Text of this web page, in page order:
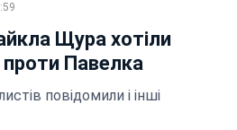
Щура хотіли
Павелка
повідомили і інші